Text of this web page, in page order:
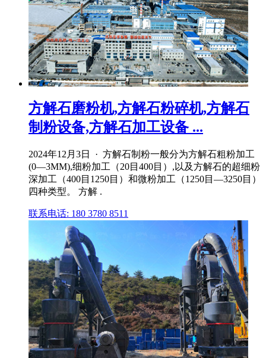
方解石磨粉机,方解石粉碎机,方解石
制粉设备,方解石加工设备 ...
2024年12月3日 · 方解石制粉一般分为方解石粗粉加工
(0―3MM),细粉加工（20目400目）,以及方解石的超细粉
深加工（400目1250目）和微粉加工（1250目―3250目）
四种类型。 方解 .
联系电话: 180 3780 8511